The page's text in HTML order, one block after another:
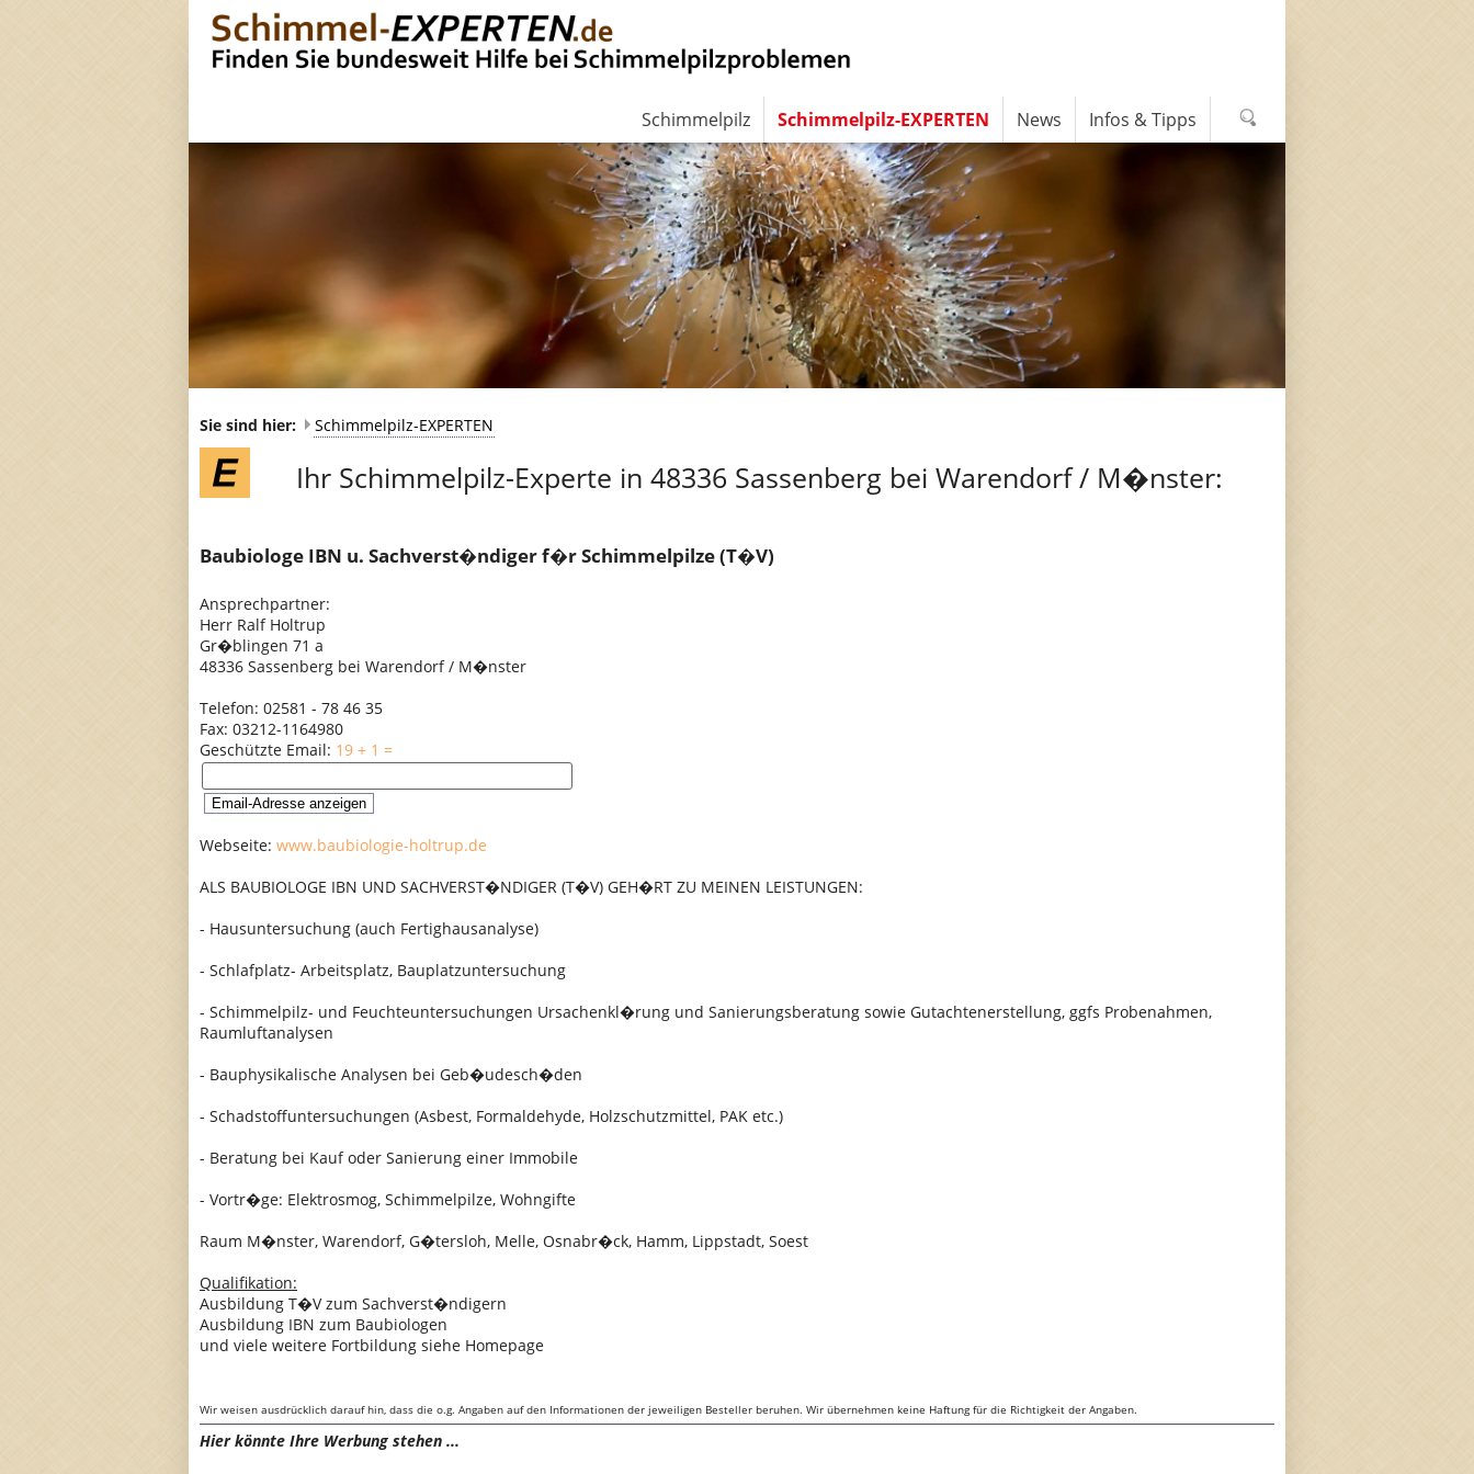
Sie sind hier: Schimmelpilz-EXPERTEN
Ihr Schimmelpilz-Experte in 48336 Sassenberg bei Warendorf / M�nster:
Baubiologe IBN u. Sachverst�ndiger f�r Schimmelpilze (T�V)
Ansprechpartner:
Herr Ralf Holtrup
Gr�blingen 71 a
48336 Sassenberg bei Warendorf / M�nster
Telefon: 02581 - 78 46 35
Fax: 03212-1164980
Geschützte Email: 19 + 1 =
Webseite: www.baubiologie-holtrup.de
ALS BAUBIOLOGE IBN UND SACHVERST�NDIGER (T�V) GEH�RT ZU MEINEN LEISTUNGEN:
- Hausuntersuchung (auch Fertighausanalyse)
- Schlafplatz- Arbeitsplatz, Bauplatzuntersuchung
- Schimmelpilz- und Feuchteuntersuchungen Ursachenkl�rung und Sanierungsberatung sowie Gutachtenerstellung, ggfs Probenahmen,
Raumluftanalysen
- Bauphysikalische Analysen bei Geb�udesch�den
- Schadstoffuntersuchungen (Asbest, Formaldehyde, Holzschutzmittel, PAK etc.)
- Beratung bei Kauf oder Sanierung einer Immobile
- Vortr�ge: Elektrosmog, Schimmelpilze, Wohngifte
Raum M�nster, Warendorf, G�tersloh, Melle, Osnabr�ck, Hamm, Lippstadt, Soest
Qualifikation:
Ausbildung T�V zum Sachverst�ndigern
Ausbildung IBN zum Baubiologen
und viele weitere Fortbildung siehe Homepage
Wir weisen ausdrücklich darauf hin, dass die o.g. Angaben auf den Informationen der jeweiligen Besteller beruhen. Wir übernehmen keine Haftung für die Richtigkeit der Angaben.
Hier könnte Ihre Werbung stehen ...
Schimmelpilz Schimmelpilz-EXPERTEN News Infos & Tipps